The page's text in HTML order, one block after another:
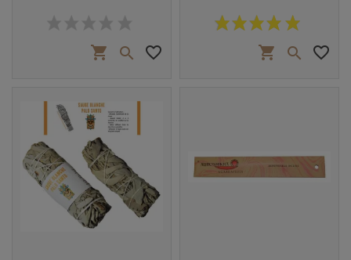
shopping_cart  favorite_border
Prix
shopping_cart  favorite_border